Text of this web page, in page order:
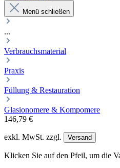
Menü schließen
...
Verbrauchsmaterial
Praxis
Füllung & Restauration
Glasionomere & Kompomere
146,79 €
exkl. MwSt. zzgl. Versand
Klicken Sie auf den Pfeil, um die